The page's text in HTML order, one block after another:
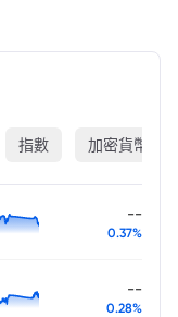
指數 加密貨幣
--
0.37%
--
0.28%